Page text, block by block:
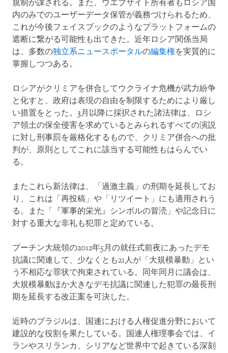
規制が課される。また、ウエブサイト所有者もロシア国
内のみでのユーザーデータ保管が義務づけられるため、
これが今後フェイスブックのようなプラットフォームの
遮断に繋がる可能性も出てきた。近年ロシア関係当局
は、多数の独立系ニュースポータルの編集権を実質的に
掌握しつつある。
ロシアがクリミアを併合してウクライナ危機が武力紛争
と化すと、政府は表現の自由を制限するためにより厳し
い措置をとった。3月以降に採択された諸法律は、ロシ
ア領土の保全侵害を求めているとみられるすべての演説
に対し刑事罰を厳格化するもので、クリミア併合への批
判が、原則としてこれに該当する可能性もはらんでい
る。
またこれら新法律は、「過激主義」の刑期を延長してお
り、これは「再投稿」や「リツイート」にも適用されう
る。また「『軍事的栄光』シンボルの冒涜」や記念日に
対する重大な非礼も犯罪と定めている。
プーチン大統領の2012年5月の就任式前夜にあったデモ
抗議に関連して、少なくとも21人が「大規模暴動」とい
う不相応な罪状で拘束されている。同年同月に議会は、
大規模暴動ほか大きなデモ抗議に関連した犯罪の最長刑
期を延長する改正案を可決した。
近時のブラジルは、国連における人権促進分野において
建設的な役割を果たしている。国連人権理事会では、イ
ランやスリランカ、シリアなど世界中で起きている深刻